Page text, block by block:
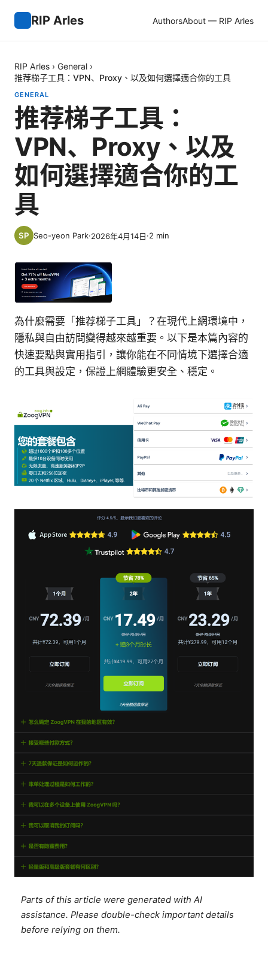
RIP Arles AuthorsAbout — RIP Arles
RIP Arles › General ›
推荐梯子工具：VPN、Proxy、以及如何選擇適合你的工具
GENERAL
推荐梯子工具：
VPN、Proxy、以及
如何選擇適合你的工
具
Seo-yeon Park·2026年4月14日·2 min
為什麼需要「推荐梯子工具」？在現代上網環境中，
隱私與自由訪問變得越來越重要。以下是本篇內容的
快速要點與實用指引，讓你能在不同情境下選擇合適
的工具與設定，保證上網體驗更安全、穩定。
Parts of this article were generated with AI
assistance. Please double-check important details
before relying on them.